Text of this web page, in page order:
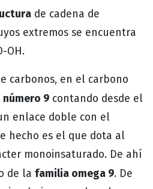
de cadena de
extremos se encuentra
OH.
carbonos, en el carbono
9 contando desde el
enlace doble con el
hecho es el que dota al
monoinsaturado. De ahí
de la familia omega 9. De